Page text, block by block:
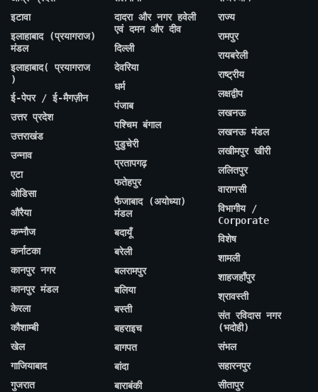
इटावा
इलाहाबाद (प्रयागराज)
मंडल
इलाहाबाद( प्रयागराज
)
ई-पेपर / ई-मैगज़ीन
उत्तर प्रदेश
उत्तराखंड
उन्नाव
एटा
ओडिसा
औरैया
कन्नौज
कर्नाटका
कानपुर नगर
कानपुर मंडल
केरला
कौशाम्बी
खेल
गाजियाबाद
गुजरात
दादरा और नगर हवेली
एवं दमन और दीव
दिल्ली
देवरिया
धर्म
पंजाब
पश्चिम बंगाल
पुडुचेरी
प्रतापगढ़
फतेहपुर
फैजाबाद (अयोध्या)
मंडल
बदायूँ
बरेली
बलरामपुर
बलिया
बस्ती
बहराइच
बागपत
बांदा
बाराबंकी
राज्य
रामपुर
रायबरेली
राष्ट्रीय
लक्षद्वीप
लखनऊ
लखनऊ मंडल
लखीमपुर खीरी
ललितपुर
वाराणसी
विभागीय /
Corporate
विशेष
शामली
शाहजहाँपुर
श्रावस्ती
संत रविदास नगर
(भदोही)
संभल
सहारनपुर
सीतापुर